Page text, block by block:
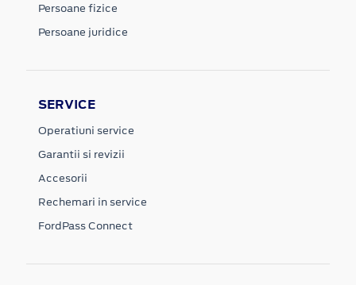
Persoane fizice
Persoane juridice
SERVICE
Operatiuni service
Garantii si revizii
Accesorii
Rechemari in service
FordPass Connect